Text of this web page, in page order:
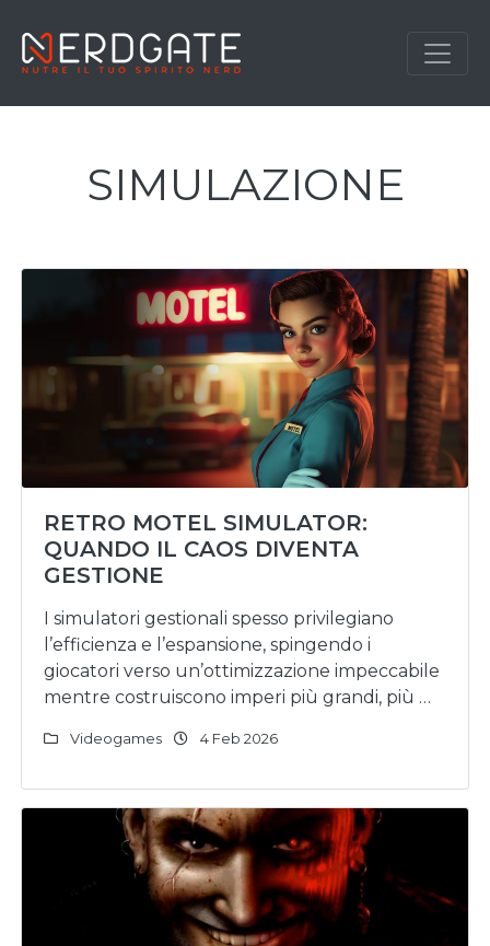
SIMULAZIONE
RETRO MOTEL SIMULATOR:
QUANDO IL CAOS DIVENTA
GESTIONE
I simulatori gestionali spesso privilegiano
l’efficienza e l’espansione, spingendo i
giocatori verso un’ottimizzazione impeccabile
mentre costruiscono imperi più grandi, più …
Videogames 4 Feb 2026